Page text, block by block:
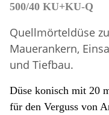
500/40 KU+KU-Q
Quellmörteldüse
Mauerankern,
und Tiefbau.
Düse konisch mit 20
für den Verguss von